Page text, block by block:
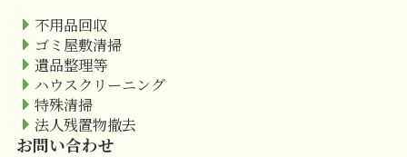
不用品回収
ゴミ屋敷清掃
遺品整理等
ハウスクリーニング
特殊清掃
法人残置物撤去
お問い合わせ